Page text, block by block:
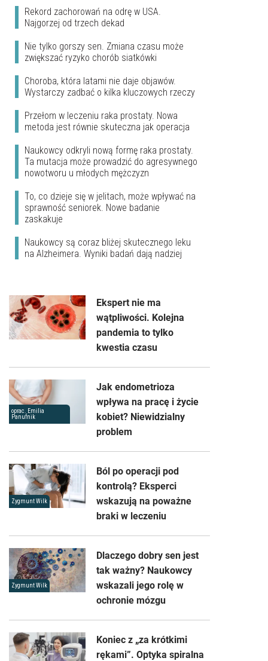
Rekord zachorowań na odrę w USA.
Najgorzej od trzech dekad
Nie tylko gorszy sen. Zmiana czasu może
zwiększać ryzyko chorób siatkówki
Choroba, która latami nie daje objawów.
Wystarczy zadbać o kilka kluczowych rzeczy
Przełom w leczeniu raka prostaty. Nowa
metoda jest równie skuteczna jak operacja
Naukowcy odkryli nową formę raka prostaty.
Ta mutacja może prowadzić do agresywnego
nowotworu u młodych mężczyzn
To, co dzieje się w jelitach, może wpływać na
sprawność seniorek. Nowe badanie
zaskakuje
Naukowcy są coraz bliżej skutecznego leku
na Alzheimera. Wyniki badań dają nadziej
Ekspert nie ma
wątpliwości. Kolejna
pandemia to tylko
kwestia czasu
oprac. Emilia
Panufnik
Jak endometrioza
wpływa na pracę i życie
kobiet? Niewidzialny
problem
Zygmunt Wilk
Ból po operacji pod
kontrolą? Eksperci
wskazują na poważne
braki w leczeniu
Zygmunt Wilk
Dlaczego dobry sen jest
tak ważny? Naukowcy
wskazali jego rolę w
ochronie mózgu
Koniec z „za krótkimi
rękami”. Optyka spiralna